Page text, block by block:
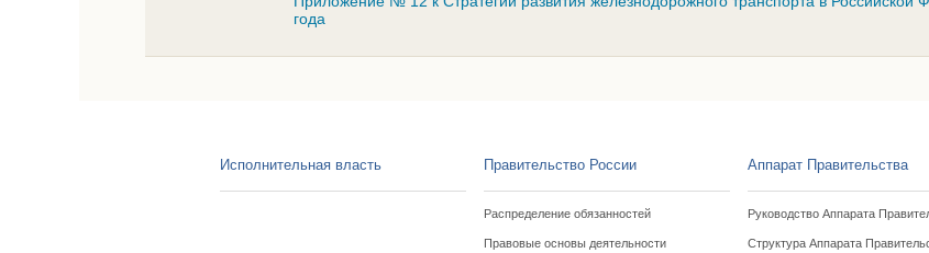
года
Исполнительная власть Правительство России
Распределение обязанностей
Правовые основы деятельности
Аппарат Правительства
Руководство Аппарата
Структура Аппарата